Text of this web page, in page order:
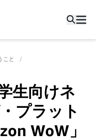
こと
生向けネ
プラット
WoW」